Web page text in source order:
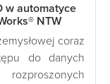
w automatyce
NTW
coraz
do danych